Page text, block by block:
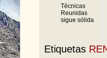
Técnicas
Reunidas
sigue sólida
Etiquetas